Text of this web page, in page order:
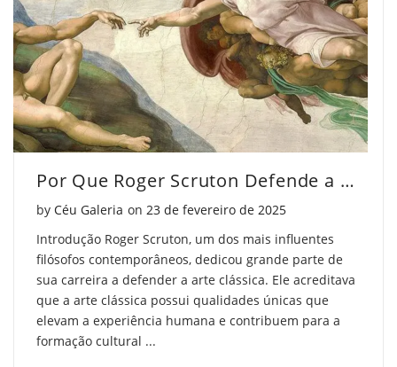
Reflexo
do
Divino"
on
Facebook
como
Reflexo
do
Divino"
on
Twitter
Reflexo
do
Divino"
on
Pinterest
Por Que Roger Scruton Defende a Arte Clássica?
by Céu Galeria on Posted on
23 de fevereiro de 2025
Introdução Roger Scruton, um dos mais influentes
filósofos contemporâneos, dedicou grande parte de
sua carreira a defender a arte clássica. Ele acreditava
que a arte clássica possui qualidades únicas que
elevam a experiência humana e contribuem para a
formação cultural ...